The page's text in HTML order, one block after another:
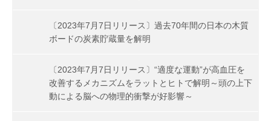
〔2023年7月7日リリース〕過去70年間の日本の木質
ボードの炭素貯蔵量を解明
〔2023年7月7日リリース〕“適度な運動”が高血圧を
改善するメカニズムをラットとヒトで解明～頭の上下
動による脳への物理的衝撃が好影響～